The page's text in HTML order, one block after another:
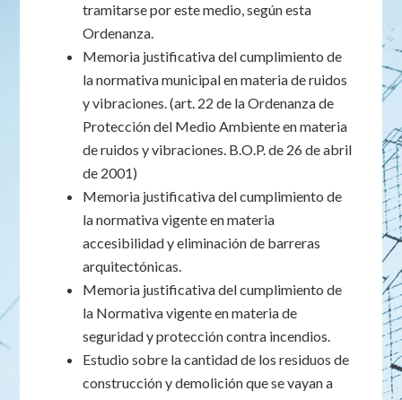
tramitarse por este medio, según esta
Ordenanza.
Memoria justificativa del cumplimiento de
la normativa municipal en materia de ruidos
y vibraciones. (art. 22 de la Ordenanza de
Protección del Medio Ambiente en materia
de ruidos y vibraciones. B.O.P. de 26 de abril
de 2001)
Memoria justificativa del cumplimiento de
la normativa vigente en materia
accesibilidad y eliminación de barreras
arquitectónicas.
Memoria justificativa del cumplimiento de
la Normativa vigente en materia de
seguridad y protección contra incendios.
Estudio sobre la cantidad de los residuos de
construcción y demolición que se vayan a